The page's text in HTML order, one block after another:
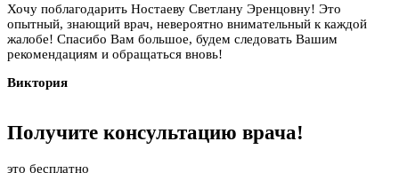
Хочу поблагодарить Ностаеву Светлану Эренцовну! Это
опытный, знающий врач, невероятно внимательный к каждой
жалобе! Спасибо Вам большое, будем следовать Вашим
рекомендациям и обращаться вновь!
Виктория
Получите консультацию врача!
это бесплатно